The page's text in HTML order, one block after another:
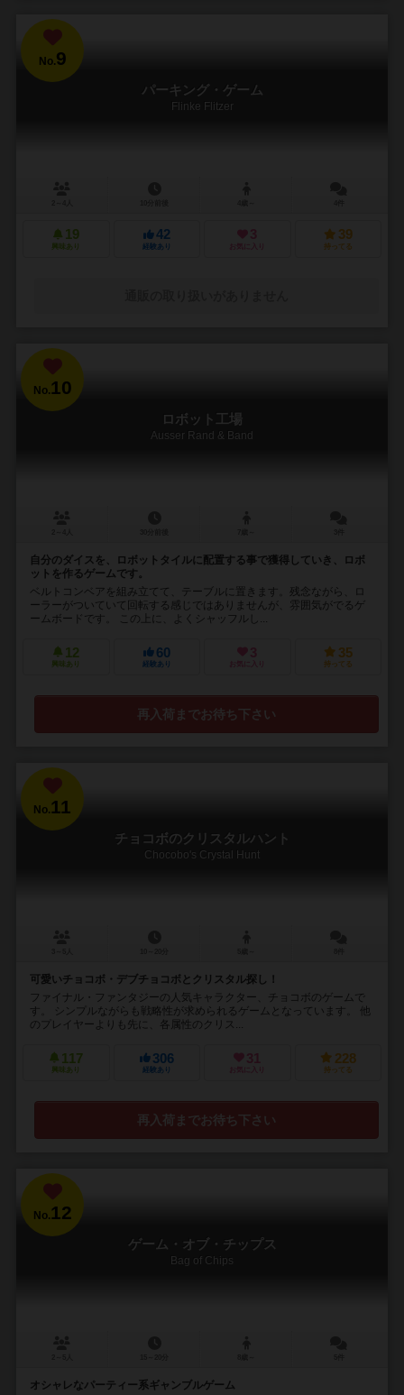
No.9
パーキング・ゲーム
Flinke Flitzer
19
興味あり
42
経験あり
3
お気に入り
39
持ってる
No. 10
ロボット工場
Ausser Rand & Band
自分のダイスを、ロボットタイルに配置する事で獲得していき、ロボ
ットを作るゲームです。
ベルトコンベアを組み立てて、テーブルに置きます。残念ながら、ロ
ーラーがついていて回転する感じではありませんが、雰囲気がでるゲ
ームボードです。 この上に、よくシャッフルし...
12
興味あり
60
経験あり
3
お気に入り
35
持ってる
再入荷までお待ち下さい
No.11
チョコボのクリスタルハント
Chocobo's Crystal Hunt
可愛いチョコボ・デブチョコボとクリスタル探し！
ファイナル・ファンタジーの人気キャラクター、チョコボのゲームで
す。 シンプルながらも戦略性が求められるゲームとなっています。 他
のプレイヤーよりも先に、各属性のクリス...
117
興味あり
306
経験あり
31
お気に入り
228
持ってる
再入荷までお待ち下さい
No.12
ゲーム・オブ・チップス
Bag of Chips
オシャレなパーティー系ギャンブルゲーム